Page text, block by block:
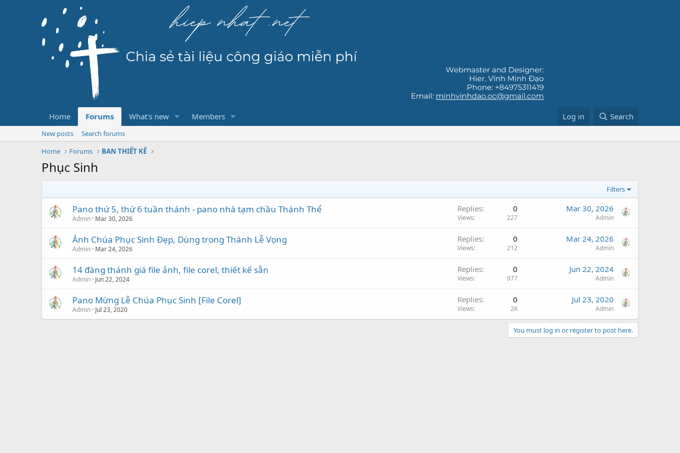
Home Forums What's new Members Log in Search
New posts
Search forums
Home
Forums BAN THIẾT KẾ
Phục Sinh
Filters
Pano thứ 5, thứ 6 tuần thánh - pano nhà tạm chầu Thánh Thể
Admin Mar 30, 2026
Replies 0
Views 227
Mar 30, 2026
Admin
Ảnh Chúa Phục Sinh Đẹp, Dùng trong Thánh Lễ Vọng
Admin Mar 24, 2026
Replies 0
Views 212
Mar 24, 2026
Admin
14 đàng thánh giá file ảnh, file corel, thiết kế sẵn
Admin Jun 22, 2024
Replies 0
Views 977
Jun 22, 2024
Admin
Pano Mừng Lễ Chúa Phục Sinh [File Corel]
Admin Jul 23, 2020
Replies 0
Views 2K
Jul 23, 2020
Admin
You must log in or register to post here.